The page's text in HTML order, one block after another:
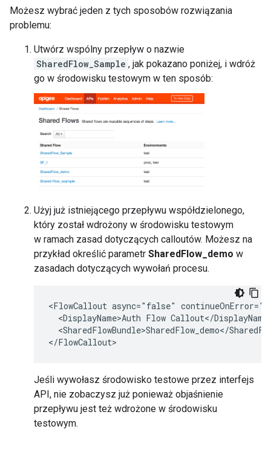
Możesz wybrać jeden z tych sposobów rozwiązania
problemu:
Utwórz wspólny przepływ o nazwie
SharedFlow_Sample , jak pokazano poniżej, i wdróż
go w środowisku testowym w ten sposób:
Użyj już istniejącego przepływu współdzielonego,
który został wdrożony w środowisku testowym
w ramach zasad dotyczących calloutów. Możesz na
przykład określić parametr SharedFlow_demo w
zasadach dotyczących wywołań procesu.
<FlowCallout async="false"
<DisplayName>Auth Flow Callout</
<SharedFlowBundle>SharedFlow_demo</
Jeśli wywołasz środowisko testowe przez interfejs
API, nie zobaczysz już ponieważ objaśnienie
przepływu jest też wdrożone w środowisku
testowym.